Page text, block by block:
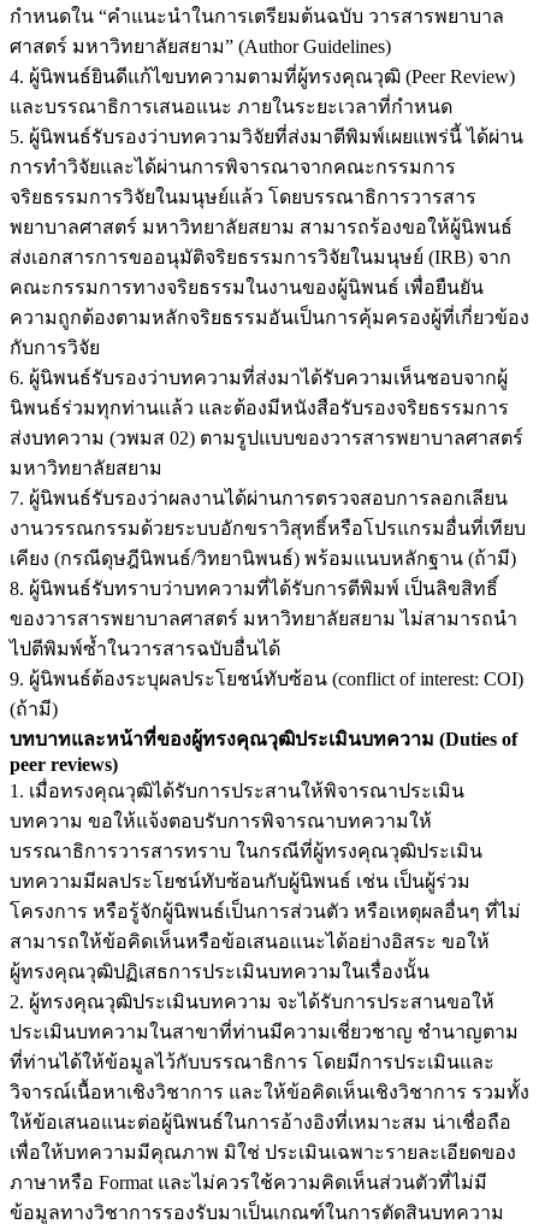
กำหนดใน “คำแนะนำในการเตรียมต้นฉบับ วารสารพยาบาล
ศาสตร์ มหาวิทยาลัยสยาม” (Author Guidelines)
4. ผู้นิพนธ์ยินดีแก้ไขบทความตามที่ผู้ทรงคุณวุฒิ (Peer Review)
และบรรณาธิการเสนอแนะ ภายในระยะเวลาที่กำหนด
5. ผู้นิพนธ์รับรองว่าบทความวิจัยที่ส่งมาตีพิมพ์เผยแพร่นี้ ได้ผ่าน
การทำวิจัยและได้ผ่านการพิจารณาจากคณะกรรมการ
จริยธรรมการวิจัยในมนุษย์แล้ว โดยบรรณาธิการวารสาร
พยาบาลศาสตร์ มหาวิทยาลัยสยาม สามารถร้องขอให้ผู้นิพนธ์
ส่งเอกสารการขออนุมัติจริยธรรมการวิจัยในมนุษย์ (IRB) จาก
คณะกรรมการทางจริยธรรมในงานของผู้นิพนธ์ เพื่อยืนยัน
ความถูกต้องตามหลักจริยธรรมอันเป็นการคุ้มครองผู้ที่เกี่ยวข้อง
กับการวิจัย
6. ผู้นิพนธ์รับรองว่าบทความที่ส่งมาได้รับความเห็นชอบจากผู้
นิพนธ์ร่วมทุกท่านแล้ว และต้องมีหนังสือรับรองจริยธรรมการ
ส่งบทความ (วพมส 02) ตามรูปแบบของวารสารพยาบาลศาสตร์
มหาวิทยาลัยสยาม
7. ผู้นิพนธ์รับรองว่าผลงานได้ผ่านการตรวจสอบการลอกเลียน
งานวรรณกรรมด้วยระบบอักขราวิสุทธิ์หรือโปรแกรมอื่นที่เทียบ
เคียง (กรณีดุษฎีนิพนธ์/วิทยานิพนธ์) พร้อมแนบหลักฐาน (ถ้ามี)
8. ผู้นิพนธ์รับทราบว่าบทความที่ได้รับการตีพิมพ์ เป็นลิขสิทธิ์
ของวารสารพยาบาลศาสตร์ มหาวิทยาลัยสยาม ไม่สามารถนำ
ไปตีพิมพ์ซ้ำในวารสารฉบับอื่นได้
9. ผู้นิพนธ์ต้องระบุผลประโยชน์ทับซ้อน (conflict of interest: COI)
(ถ้ามี)
บทบาทและหน้าที่ของผู้ทรงคุณวุฒิประเมินบทความ (Duties of
peer reviews)
1. เมื่อทรงคุณวุฒิได้รับการประสานให้พิจารณาประเมิน
บทความ ขอให้แจ้งตอบรับการพิจารณาบทความให้
บรรณาธิการวารสารทราบ ในกรณีที่ผู้ทรงคุณวุฒิประเมิน
บทความมีผลประโยชน์ทับซ้อนกับผู้นิพนธ์ เช่น เป็นผู้ร่วม
โครงการ หรือรู้จักผู้นิพนธ์เป็นการส่วนตัว หรือเหตุผลอื่นๆ ที่ไม่
สามารถให้ข้อคิดเห็นหรือข้อเสนอแนะได้อย่างอิสระ ขอให้
ผู้ทรงคุณวุฒิปฏิเสธการประเมินบทความในเรื่องนั้น
2. ผู้ทรงคุณวุฒิประเมินบทความ จะได้รับการประสานขอให้
ประเมินบทความในสาขาที่ท่านมีความเชี่ยวชาญ ชำนาญตาม
ที่ท่านได้ให้ข้อมูลไว้กับบรรณาธิการ โดยมีการประเมินและ
วิจารณ์เนื้อหาเชิงวิชาการ และให้ข้อคิดเห็นเชิงวิชาการ รวมทั้ง
ให้ข้อเสนอแนะต่อผู้นิพนธ์ในการอ้างอิงที่เหมาะสม น่าเชื่อถือ
เพื่อให้บทความมีคุณภาพ มิใช่ ประเมินเฉพาะรายละเอียดของ
ภาษาหรือ Format และไม่ควรใช้ความคิดเห็นส่วนตัวที่ไม่มี
ข้อมูลทางวิชาการรองรับมาเป็นเกณฑ์ในการตัดสินบทความ